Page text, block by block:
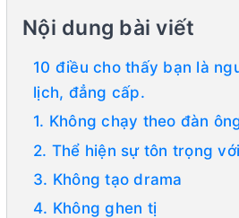
Nội dung bài viết
10 điều cho thấy bạn là
lịch, đẳng cấp.
1. Không chạy theo đàn
2. Thể hiện sự tôn trọng
3. Không tạo drama
4. Không ghen tị